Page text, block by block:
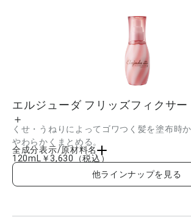
ール、アモジメチコン、ステアルトリモニウムクロリド、
14)パレス-7、(C12-14)パレス-12、ラウレス-2、ステアリン
ロパノール、AMP、フェノキシエタノール、ペンチレングリ
コール、キサンタンガム、香料 ■成分内容は商品の改良等に
ります。実際の成分は商品の表示をご覧ください。
エルジューダ フリッズフィクサ
＋
くせ・うねりによってゴワつく髪を塗布時
やわらかくまとめる。
全成分表示/原材料名
水、ジメチコン、ステアリルアルコール、ジメチコノール、
ノール、ベヘントリモニウムメトサルフェート、シクロヘキ
スエトキシジグリコール、トリプロピレングリコール、ビサ
120mL ￥3,630
（税込）
他ラインナップを見る